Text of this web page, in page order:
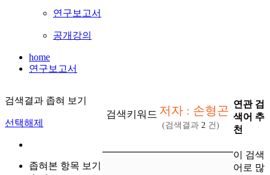
연구보고서
공개강의
home
연구보고서
검색결과 좁혀 보기
선택해제
좁혀본 항목 보기
검색키워드 저자 : 손형곤
(검색결과 2 건)
연관 검
색어 추
천
이 검색
어로 많